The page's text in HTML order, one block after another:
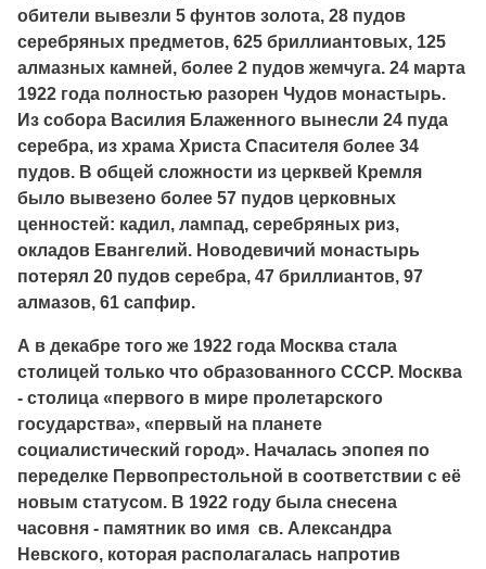
обители вывезли 5 фунтов золота, 28 пудов
серебряных предметов, 625 бриллиантовых, 125
алмазных камней, более 2 пудов жемчуга. 24 марта
1922 года полностью разорен Чудов монастырь.
Из собора Василия Блаженного вынесли 24 пуда
серебра, из храма Христа Спасителя более 34
пудов. В общей сложности из церквей Кремля
было вывезено более 57 пудов церковных
ценностей: кадил, лампад, серебряных риз,
окладов Евангелий. Новодевичий монастырь
потерял 20 пудов серебра, 47 бриллиантов, 97
алмазов, 61 сапфир.
А в декабре того же 1922 года Москва стала
столицей только что образованного СССР. Москва
- столица «первого в мире пролетарского
государства», «первый на планете
социалистический город». Началась эпопея по
переделке Первопрестольной в соответствии с её
новым статусом. В 1922 году была снесена
часовня - памятник во имя св. Александра
Невского, которая располагалась напротив